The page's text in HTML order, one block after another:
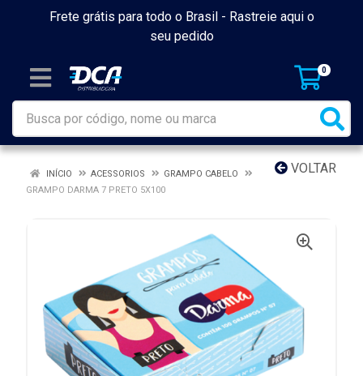
Frete grátis para todo o Brasil - Rastreie aqui o
seu pedido
0
VOLTAR
INÍCIO ACESSORIOS
GRAMPO CABELO
GRAMPO DARMA 7 PRETO 5X100